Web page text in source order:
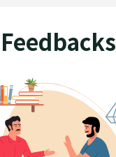
Feedbacks